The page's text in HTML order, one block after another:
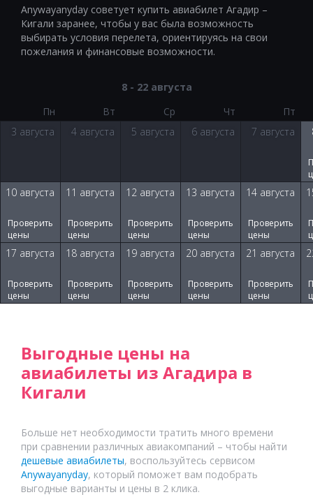
Anywayanyday советует купить авиабилет Агадир –
Кигали заранее, чтобы у вас была возможность
выбирать условия перелета, ориентируясь на свои
пожелания и финансовые возможности.
8 - 22 августа
Пн
Вт Ср Чт
Пт
3 августа
4 августа 5 августа 6 августа 7 августа
10 августа
Проверить
цены
11 августа
Проверить
цены
12 августа
Проверить
цены
13 августа
Проверить
цены
14 августа
Проверить
цены
17 августа
Проверить
цены
18 августа
Проверить
цены
19 августа
Проверить
цены
20 августа
Проверить
цены
21 августа
Проверить
цены
Выгодные цены на
авиабилеты из Агадира в
Кигали
Больше нет необходимости тратить много времени
при сравнении различных авиакомпаний – чтобы найти
дешевые авиабилеты, воспользуйтесь сервисом
Anywayanyday, который поможет вам подобрать
выгодные варианты и цены в 2 клика.